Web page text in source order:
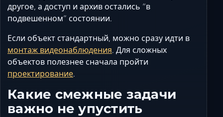
другое, а доступ и архив остались “в
подвешенном” состоянии.
Если объект стандартный, можно сразу идти в
монтаж видеонаблюдения. Для сложных
объектов полезнее сначала пройти
проектирование.
Какие смежные задачи
важно не упустить